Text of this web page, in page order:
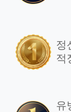
정
적
유